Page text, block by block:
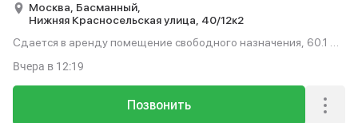
Москва, Басманный,
Нижняя Красносельская улица, 40/12к2
Сдается в аренду помещение свободного назначения, 60.1 м²,
Позвонить
Вчера в 12:19